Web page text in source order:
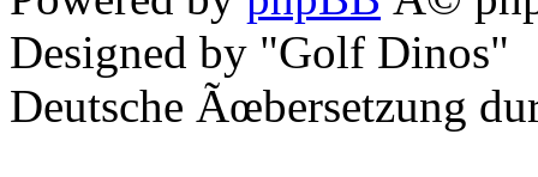
Designed by "Golf Dinos"
Deutsche Ãœbersetzung